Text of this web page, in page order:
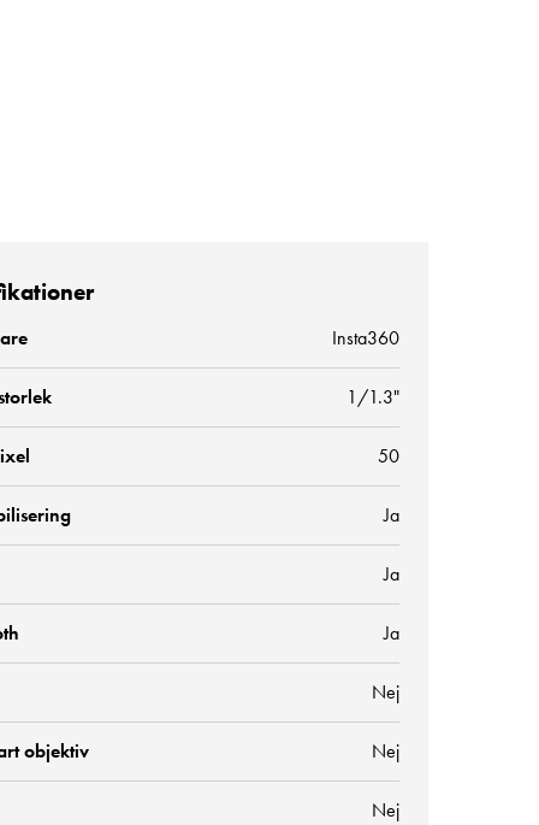
Insta360
1/1.3"
50
Ja
Ja
Ja
Nej
objektiv Nej
Nej